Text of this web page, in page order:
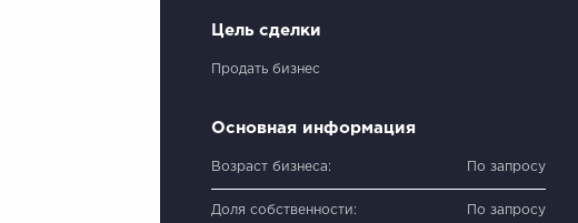
Цель сделки
Продать бизнес
Основная информация
Возраст бизнеса: По запросу
Доля собственности: По запросу